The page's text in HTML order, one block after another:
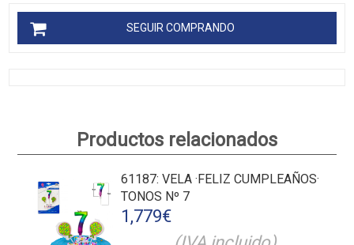
SEGUIR COMPRANDO
Productos relacionados
61187: VELA ·FELIZ CUMPLEAÑOS·
TONOS Nº 7
1,779€